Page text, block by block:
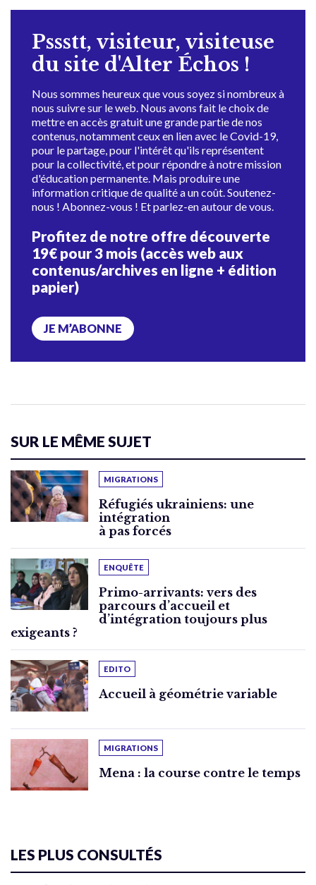
Pssstt, visiteur, visiteuse
du site d'Alter Échos !
Nous sommes heureux que vous soyez si nombreux à
nous suivre sur le web. Nous avons fait le choix de
mettre en accès gratuit une grande partie de nos
contenus, notamment ceux en lien avec le Covid-19,
pour le partage, pour l'intérêt qu'ils représentent
pour la collectivité, et pour répondre à notre mission
d'éducation permanente. Mais produire une
information critique de qualité a un coût. Soutenez-
nous ! Abonnez-vous ! Et parlez-en autour de vous.
Profitez de notre offre découverte
19€ pour 3 mois (accès web aux
contenus/archives en ligne + édition
papier)
JE M’ABONNE
SUR LE MÊME SUJET
MIGRATIONS
Réfugiés ukrainiens: une
intégration
à pas forcés
ENQUÊTE
Primo-arrivants: vers des
parcours d’accueil et
d’intégration toujours plus
exigeants ?
EDITO
Accueil à géométrie variable
MIGRATIONS
Mena : la course contre le temps
LES PLUS CONSULTÉS